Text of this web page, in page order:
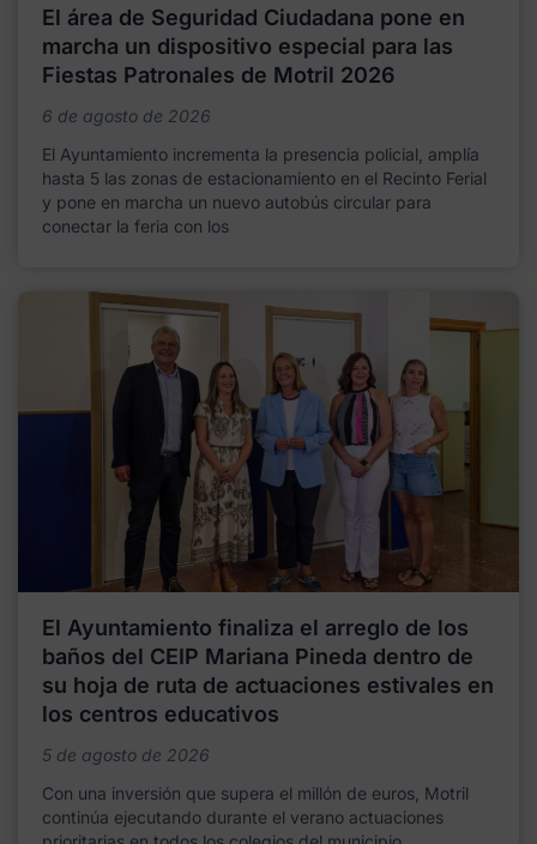
El área de Seguridad Ciudadana pone en
marcha un dispositivo especial para las
Fiestas Patronales de Motril 2026
6 de agosto de 2026
El Ayuntamiento incrementa la presencia policial, amplía
hasta 5 las zonas de estacionamiento en el Recinto Ferial
y pone en marcha un nuevo autobús circular para
conectar la feria con los
El Ayuntamiento finaliza el arreglo de los
baños del CEIP Mariana Pineda dentro de
su hoja de ruta de actuaciones estivales en
los centros educativos
5 de agosto de 2026
Con una inversión que supera el millón de euros, Motril
continúa ejecutando durante el verano actuaciones